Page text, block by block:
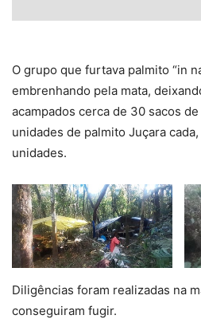
O grupo que furtava palmito “in
embrenhando pela mata,
acampados cerca de 30 sacos
unidades de palmito Juçara
unidades.
Diligências foram realizadas na
conseguiram fugir.